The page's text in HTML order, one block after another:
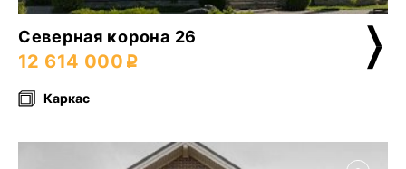
Северная корона 26
12 614 000
Каркас